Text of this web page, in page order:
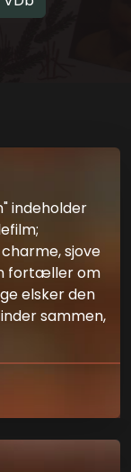
indeholder
sjove
fortæller om
elsker den
sammen,